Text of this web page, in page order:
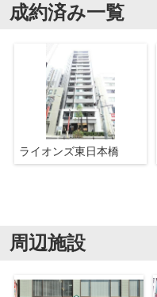
成約済み一覧
ライオンズ東日本橋
周辺施設